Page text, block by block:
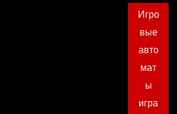
Игро
вые
авто
мат
ы
игра